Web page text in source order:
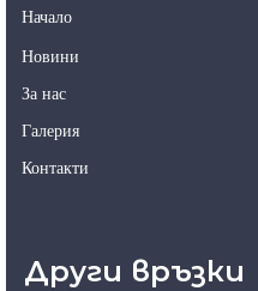
Начало
Новини
За нас
Галерия
Контакти
Други връзки